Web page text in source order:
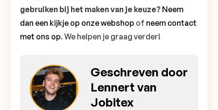
gebruiken bij het maken van je keuze? Neem
dan een kijkje op onze webshop of neem contact
met ons op. We helpen je graag verder!
Geschreven door
Lennert van
Jobitex